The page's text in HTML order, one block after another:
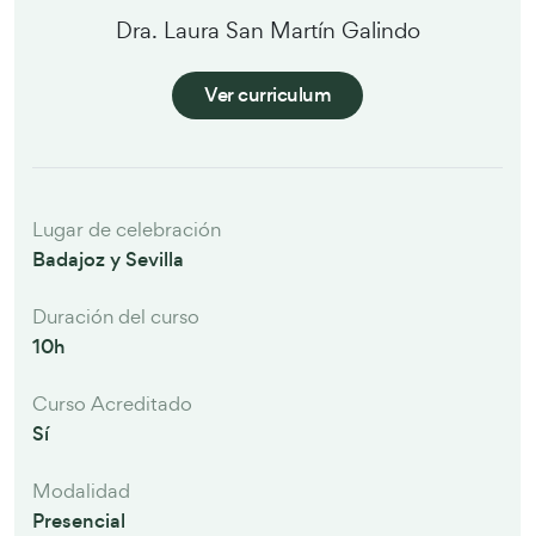
Dra. Laura San Martín Galindo
Ver curriculum
Lugar de celebración
Badajoz y Sevilla
Duración del curso
10h
Curso Acreditado
Sí
Modalidad
Presencial